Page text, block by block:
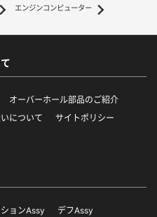
エンジンコンピューター
オーバーホール部品のご紹介
について
サイトポリシー
ョンAssy
デフAssy